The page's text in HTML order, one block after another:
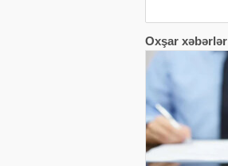
Oxşar xəbərlər